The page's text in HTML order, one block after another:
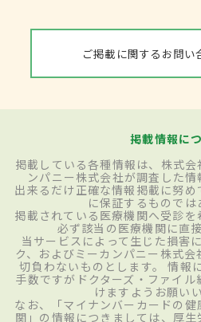
ご掲載に関するお問い
掲載情報に
掲載している各種情報は、株式
ンパニー株式会社が調査した情
出来るだけ正確な情報掲載に努
に保証するものでは
掲載されている医療機関へ受診
必ず該当の医療機関に直
当サービスによって生じた損害
ク、およびミーカンパニー株式
切負わないものとします。 情報
手数ですがドクターズ・ファイ
けますようお願い
なお、「マイナンバーカードの
関」の情報につきましては、厚生